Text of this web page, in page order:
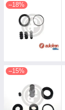
–18%
–15%